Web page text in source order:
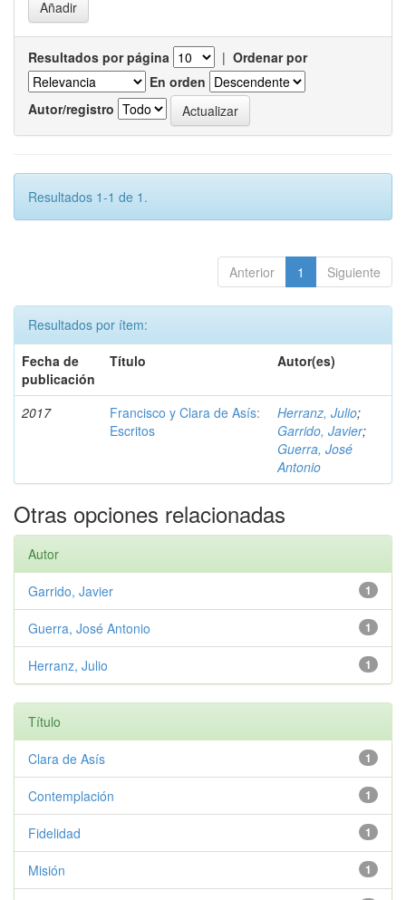
Resultados por página | Ordenar por
En orden
Autor/registro
Resultados 1-1 de 1.
Anterior 1 Siguiente
Resultados por ítem:
Fecha de
publicación
Título Autor(es)
2017
Francisco y Clara de Asís:
Escritos
Herranz, Julio;
Garrido, Javier;
Guerra, José
Antonio
Otras opciones relacionadas
Autor
1
Garrido, Javier
1
Guerra, José Antonio
1
Herranz, Julio
Título
1
Clara de Asís
1
Contemplación
1
Fidelidad
1
Misión